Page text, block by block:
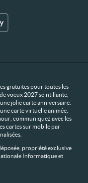
gratuites pour toutes les
voeux 2027 scintillante,
jolie carte anniversaire.
carte virtuelle animée,
communiquez avec les
cartes sur mobile par
propriété exclusive
Informatique et